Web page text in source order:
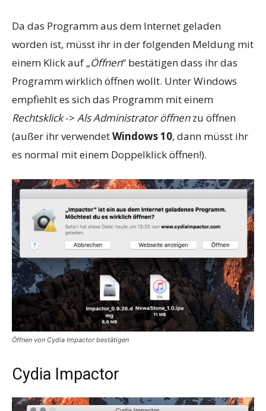
Da das Programm aus dem Internet geladen
worden ist, müsst ihr in der folgenden Meldung mit
einem Klick auf „Öffnen“ bestätigen dass ihr das
Programm wirklich öffnen wollt. Unter Windows
empfiehlt es sich das Programm mit einem
Rechtsklick-> Als Administrator öffnenzu öffnen
(außer ihr verwendetWindows 10, dann müsst ihr
es normal mit einem Doppelklick öffnen!).
Öffnen von Cydia Impactor bestätigen
Cydia Impactor